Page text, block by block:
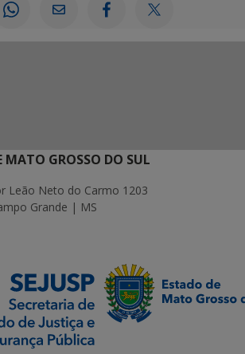
MATO GROSSO DO SUL
Leão Neto do Carmo 1203
Grande | MS